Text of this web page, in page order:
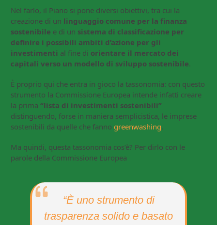
Nel farlo, il Piano si pone diversi obiettivi, tra cui la
creazione di un linguaggio comune per la finanza
sostenibile e di un sistema di classificazione per
definire i possibili ambiti d’azione per gli
investimenti al fine di orientare il mercato dei
capitali verso un modello di sviluppo sostenibile.
È proprio qui che entra in gioco la tassonomia: con questo
strumento la Commissione Europea intende infatti creare
la prima“lista di investimenti sostenibili”
distinguendo, forse in maniera semplicistica, le imprese
sostenibili da quelle che fannogreenwashing.
Ma quindi, questa tassonomia cos’è? Per dirlo con le
parole della Commissione Europea
“È uno strumento di
trasparenza solido e basato